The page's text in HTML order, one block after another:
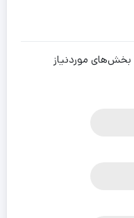
بخش‌های موردنیاز